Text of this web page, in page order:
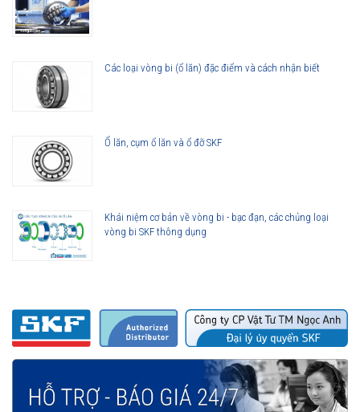
Các loại vòng bi (ổ lăn) đặc điểm và cách nhận biết
Ổ lăn, cụm ổ lăn và ổ đỡ SKF
Khái niệm cơ bản về vòng bi - bạc đạn, các chủng loại
vòng bi SKF thông dụng